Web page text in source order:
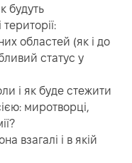
будуть
областей (як і до
статус у
і як буде стежити
миротворці,
взагалі і в якій